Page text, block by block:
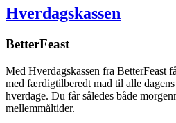
Hverdagskassen
BetterFeast
Med Hverdagskassen fra BetterFeast
med færdigtilberedt mad til alle
hverdage. Du får således både
mellemmåltider.